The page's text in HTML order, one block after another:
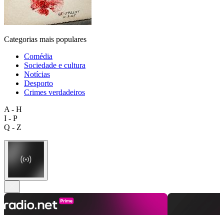
Categorias mais populares
Comédia
Sociedade e cultura
Notícias
Desporto
Crimes verdadeiros
A - H
I - P
Q - Z